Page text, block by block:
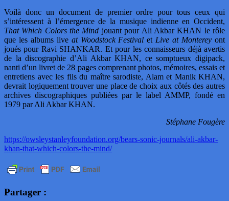
Voilà donc un document de premier ordre pour tous ceux qui
s’intéressent à l’émergence de la musique indienne en Occident,
That Which Colors the Mind jouant pour Ali Akbar KHAN le rôle
que les albums live at Woodstock Festival et Live at Monterey ont
joués pour Ravi SHANKAR. Et pour les connaisseurs déjà avertis
de la discographie d’Ali Akbar KHAN, ce somptueux digipack,
nanti d’un livret de 28 pages comprenant photos, mémoires, essais et
entretiens avec les fils du maître sarodiste, Alam et Manik KHAN,
devrait logiquement trouver une place de choix aux côtés des autres
archives discographiques publiées par le label AMMP, fondé en
1979 par Ali Akbar KHAN.
Stéphane Fougère
https://owsleystanleyfoundation.org/bears-sonic-journals/ali-akbar-
khan-that-which-colors-the-mind/
Partager :